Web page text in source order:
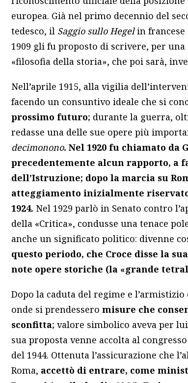
europea. Già nel primo decennio del
tedesco, il Saggio sullo Hegelin francese
1909 gli fu proposto di scrivere, per
«filosofia della storia», che poi sarà,
Nell’aprile 1915, alla vigilia
facendo un consuntivo ideale che si
prossimo futuro; durante la guerra,
redasse una delle sue opere più
decimonono. Nel 1920 fu chiamato
precedentemente alcun rapporto, a
dell’Istruzione; dopo la marcia su
atteggiamento inizialmente
1924. Nel 1929 parlò in Senato contro
della «Critica», condusse una tenace
anche un significato politico: divenne
questo periodo, che Croce disse la
note opere storiche (la «grande
Dopo la caduta del regime e
onde si prendesseromisure che
sconfitta; valore simbolico aveva per
sua proposta venne accolta al
del 1944. Ottenuta l’assicurazione che
Roma, accettò di entrare, come